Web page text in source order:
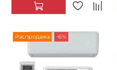
Распродажа -6%